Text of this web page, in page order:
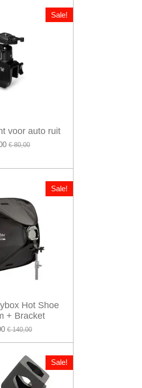
Sale!
voor auto ruit
€ 80,00
Sale!
Hot Shoe
+ Bracket
€ 140,00
Sale!